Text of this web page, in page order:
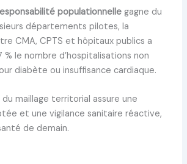
populationnellegagne du
départements pilotes, la
CMA, CPTS et hôpitaux publics a
% le nombre d’hospitalisations non
diabète ou insuffisance cardiaque.
maillage territorial assure une
et une vigilance sanitaire réactive,
de demain.